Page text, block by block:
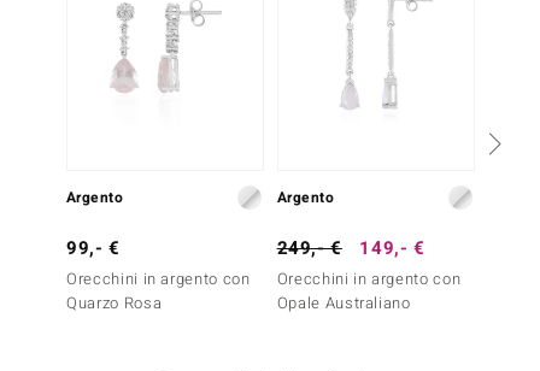
Argento
99,- €
Orecchini in argento con
Quarzo Rosa
Argento
249,- € 149,- €
Orecchini in argento con
Opale Australiano